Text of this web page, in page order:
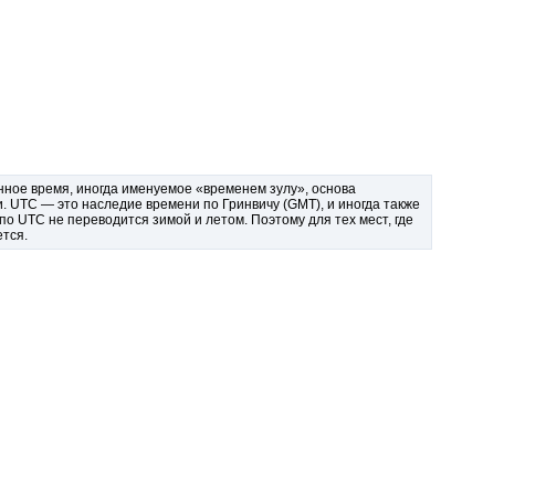
время, иногда именуемое «временем зулу», основа
— это наследие времени по Гринвичу (GMT), и иногда также
UTC не переводится зимой и летом. Поэтому для тех мест, где